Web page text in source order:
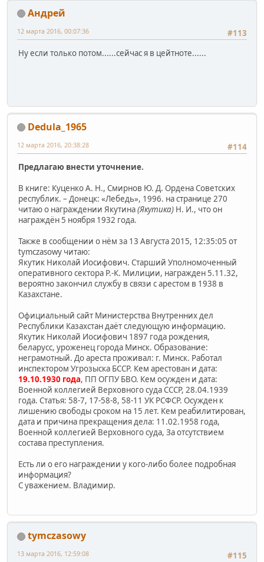
Андрей
#113
12 марта 2016, 00:07:36
Ну если только потом......сейчас я в цейтноте......
Dedula_1965
#114
12 марта 2016, 20:38:28
Предлагаю внести уточнение.
В книге: Куценко А. Н., Смирнов Ю. Д. Ордена Советских
республик. – Донецк: «Лебедь», 1996. на странице 270
читаю о награждении Якутина(Якутика) Н. И., что он
награждён 5 ноября 1932 года.
Также в сообщении о нём за 13 Августа 2015, 12:35:05 от
tymczasowy читаю:
Якутик Николай Иосифович. Старший Уполномоченный
оперативного сектора Р.-К. Милиции, награжден 5.11.32,
вероятно закончил службу в связи с арестом в 1938 в
Казахстане.
Официальный сайт Министерства Внутренних дел
Республики Казахстан даёт следующую информацию.
Якутик Николай Иосифович 1897 года рождения,
беларусс, уроженец города Минск. Образование:
неграмотный. До ареста проживал: г. Минск. Работал
инспектором Угрозыска БССР. Кем арестован и дата:
19.10.1930 года, ПП ОГПУ БВО. Кем осужден и дата:
Военной коллегией Верховного суда СССР, 28.04.1939
года. Статья: 58-7, 17-58-8, 58-11 УК РСФСР. Осужден к
лишению свободы сроком на 15 лет. Кем реабилитирован,
дата и причина прекращения дела: 11.02.1958 года,
Военной коллегией Верховного суда, За отсутствием
состава преступления.
Есть ли о его награждении у кого-либо более подробная
информация?
С уважением. Владимир.
tymczasowy
#115
13 марта 2016, 12:59:08